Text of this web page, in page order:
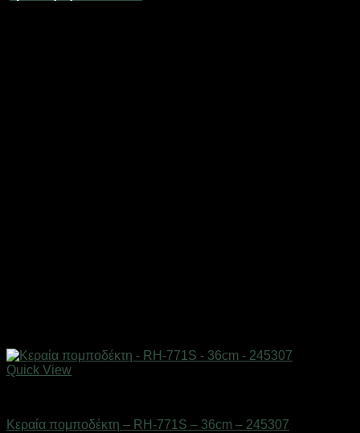
Quick View
Κεραία πομποδέκτη – RH-771S – 36cm – 245307